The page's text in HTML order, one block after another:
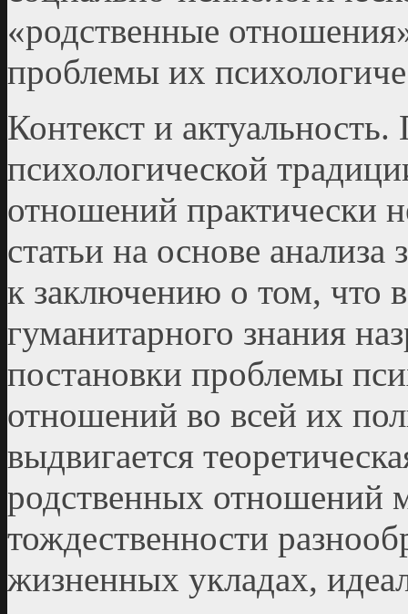
«родственные
проблемы их
Контекст и
психологической
отношений практически
статьи на основе
к заключению о том, что
гуманитарного знания
постановки проблемы
отношений во всей их
выдвигается
родственных отношений
тождественности
жизненных укладах,